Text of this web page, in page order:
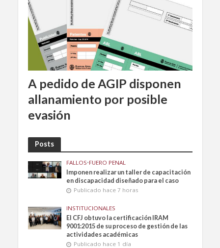
A pedido de AGIP disponen
allanamiento por posible
evasión
Posts
FALLOS•FUERO PENAL
Imponen realizar un taller de capacitación
en discapacidad diseñado para el caso
Publicado hace 7 horas
INSTITUCIONALES
El CFJ obtuvo la certificación IRAM
9001:2015 de su proceso de gestión de las
actividades académicas
Publicado hace 1 día